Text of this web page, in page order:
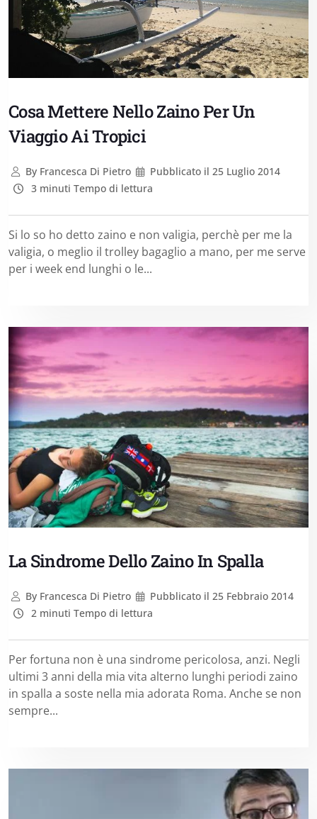
Cosa Mettere Nello Zaino Per Un
Viaggio Ai Tropici
ByFrancesca Di Pietro Pubblicato il 25 Luglio 2014
3 minuti Tempo di lettura
Si lo so ho detto zaino e non valigia, perchè per me la
valigia, o meglio il trolley bagaglio a mano, per me serve
per i week end lunghi o le...
La Sindrome Dello Zaino In Spalla
ByFrancesca Di Pietro Pubblicato il 25 Febbraio 2014
2 minuti Tempo di lettura
Per fortuna non è una sindrome pericolosa, anzi. Negli
ultimi 3 anni della mia vita alterno lunghi periodi zaino
in spalla a soste nella mia adorata Roma. Anche se non
sempre...